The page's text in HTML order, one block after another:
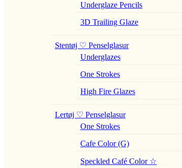
Underglaze Pencils
3D Trailing Glaze
Stentøj ♡ Penselglasur
Underglazes
One Strokes
High Fire Glazes
Lertøj ♡ Penselglasur
One Strokes
Cafe Color (G)
Speckled Café Color ☆